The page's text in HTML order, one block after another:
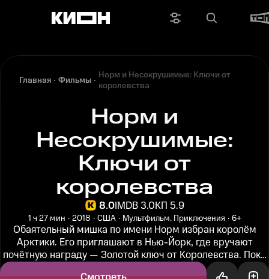
Главная Фильмы
Норм и Несокрушимые: Ключи от
королевства
Норм и
Несокрушимые:
Ключи от
королевства
8.0IMDB 3.0КП 5.9
1 ч 27 мин 2018 США Мультфильм, Приключения 6+
Обаятельный мишка по имени Норм избран королём
Арктики. Его приглашают в Нью-Йорк, где вручают
почётную награду — Золотой ключ от Королевства. Пока